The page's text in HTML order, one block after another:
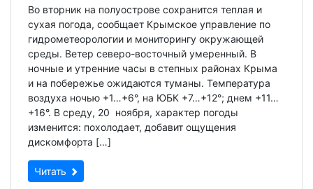
Во вторник на полуострове сохранится теплая и
сухая погода, сообщает Крымское управление по
гидрометеорологии и мониторингу окружающей
среды. Ветер северо-восточный умеренный. В
ночные и утренние часы в степных районах Крыма
и на побережье ожидаются туманы. Температура
воздуха ночью +1…+6°, на ЮБК +7…+12°; днем +11…
+16°. В среду, 20 ноября, характер погоды
изменится: похолодает, добавит ощущения
дискомфорта […]
Читать